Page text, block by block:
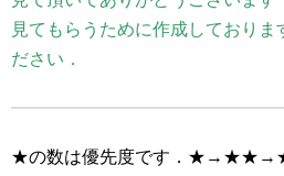
見てもらうために作成しておりま
ださい．
★の数は優先度です．